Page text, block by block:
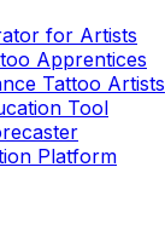
for Artists
Apprentices
Tattoo Artists
Tool
Platform